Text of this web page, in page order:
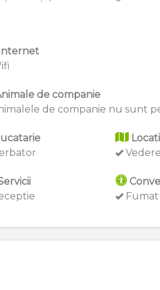
de companie
de companie nu sunt